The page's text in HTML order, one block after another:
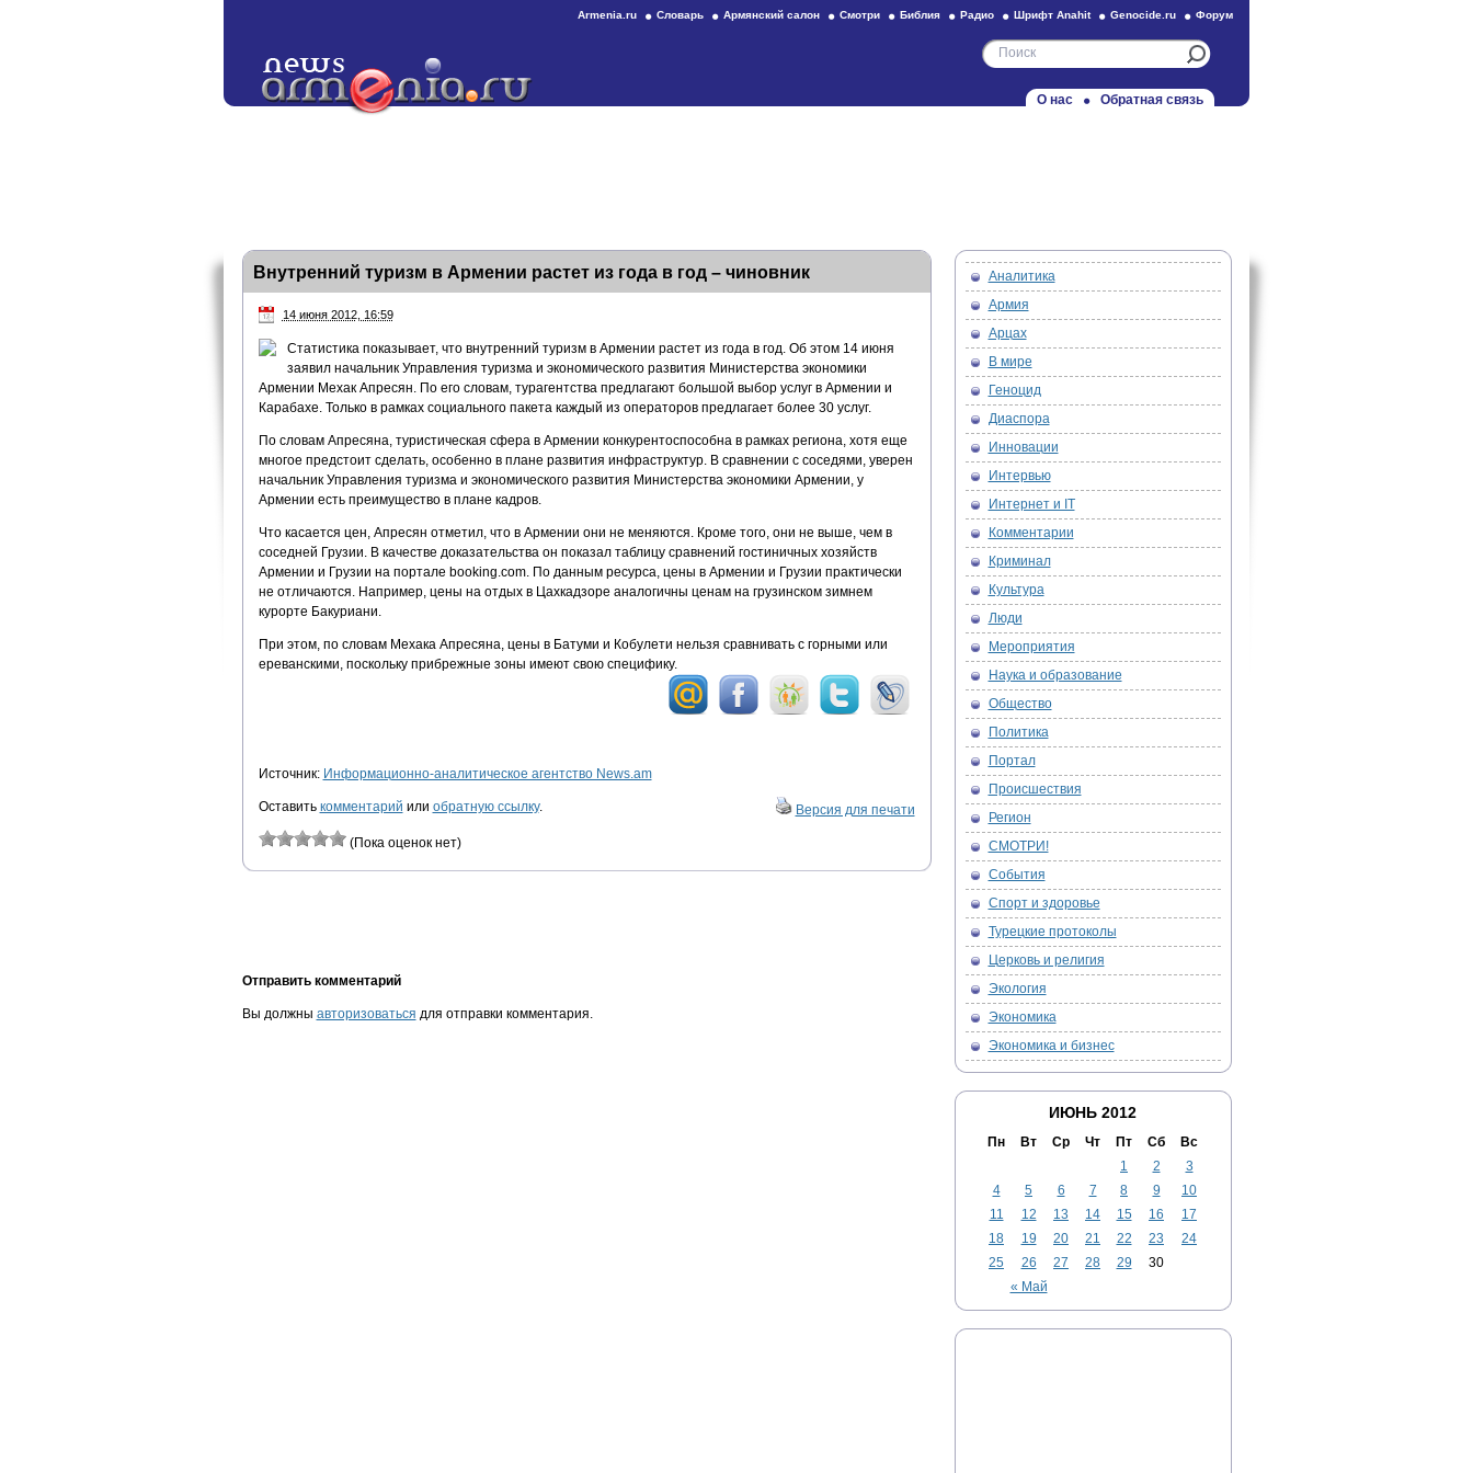
Armenia.ru Словарь Армянский салон Смотри Библия Радио Шрифт Anahit Genocide.ru Форум
О нас Обратная связь
Внутренний туризм в Армении растет из года в год – чиновник
14 июня 2012, 16:59
Статистика показывает, что внутренний туризм в Армении растет из года в год. Об этом 14 июня
заявил начальник Управления туризма и экономического развития Министерства экономики
Армении Мехак Апресян. По его словам, турагентства предлагают большой выбор услуг в Армении и
Карабахе. Только в рамках социального пакета каждый из операторов предлагает более 30 услуг.
По словам Апресяна, туристическая сфера в Армении конкурентоспособна в рамках региона, хотя еще
многое предстоит сделать, особенно в плане развития инфраструктур. В сравнении с соседями, уверен
начальник Управления туризма и экономического развития Министерства экономики Армении, у
Армении есть преимущество в плане кадров.
Что касается цен, Апресян отметил, что в Армении они не меняются. Кроме того, они не выше, чем в
соседней Грузии. В качестве доказательства он показал таблицу сравнений гостиничных хозяйств
Армении и Грузии на портале booking.com. По данным ресурса, цены в Армении и Грузии практически
не отличаются. Например, цены на отдых в Цахкадзоре аналогичны ценам на грузинском зимнем
курорте Бакуриани.
При этом, по словам Мехака Апресяна, цены в Батуми и Кобулети нельзя сравнивать с горными или
ереванскими, поскольку прибрежные зоны имеют свою специфику.
Источник: Информационно-аналитическое агентство News.am
Оставить комментарий или обратную ссылку. Версия для печати
(Пока оценок нет)
Отправить комментарий
Вы должны авторизоваться для отправки комментария.
Аналитика
Армия
Арцах
В мире
Геноцид
Диаспора
Инновации
Интервью
Интернет и IT
Комментарии
Криминал
Культура
Люди
Мероприятия
Наука и образование
Общество
Политика
Портал
Происшествия
Регион
СМОТРИ!
События
Спорт и здоровье
Турецкие протоколы
Церковь и религия
Экология
Экономика
Экономика и бизнес
ИЮНЬ 2012
Пн Вт Ср Чт Пт Сб Вс
« Май
1 2
3
4
5 6 7 8 9
10
11
12 13 14 15 16
17
18
19 20 21 22 23
24
25
26 27 28 29 30